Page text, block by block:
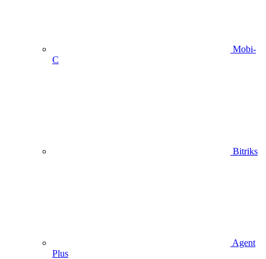
Mobi-
C
Bitriks
Agent
Plus